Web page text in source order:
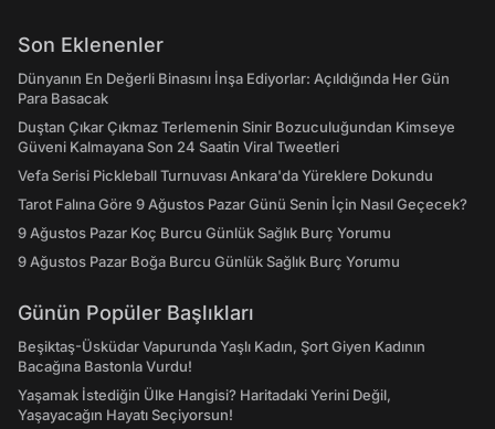
Son Eklenenler
Dünyanın En Değerli Binasını İnşa Ediyorlar: Açıldığında Her Gün
Para Basacak
Duştan Çıkar Çıkmaz Terlemenin Sinir Bozuculuğundan Kimseye
Güveni Kalmayana Son 24 Saatin Viral Tweetleri
Vefa Serisi Pickleball Turnuvası Ankara'da Yüreklere Dokundu
Tarot Falına Göre 9 Ağustos Pazar Günü Senin İçin Nasıl Geçecek?
9 Ağustos Pazar Koç Burcu Günlük Sağlık Burç Yorumu
9 Ağustos Pazar Boğa Burcu Günlük Sağlık Burç Yorumu
Günün Popüler Başlıkları
Beşiktaş-Üsküdar Vapurunda Yaşlı Kadın, Şort Giyen Kadının
Bacağına Bastonla Vurdu!
Yaşamak İstediğin Ülke Hangisi? Haritadaki Yerini Değil,
Yaşayacağın Hayatı Seçiyorsun!